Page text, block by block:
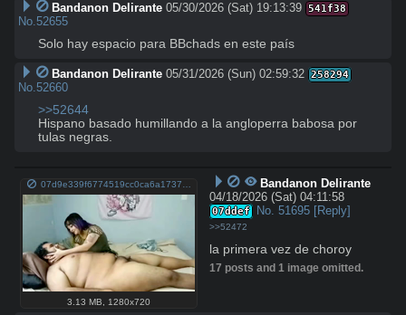
Bandanon Delirante 05/30/2026 (Sat) 19:13:39 541f38
No.52655
Solo hay espacio para BBchads en este país
Bandanon Delirante 05/31/2026 (Sun) 02:59:32 258294
No.52660
>>52644
Hispano basado humillando a la angloperra babosa por
tulas negras.
07d9e339f6774519cc0ca6a17371c55257ff0d79187c0a89c9966a1063ee8bc3.mp4
3.13 MB,1280x720
Bandanon Delirante
04/18/2026 (Sat) 04:11:58
07ddef No. 51695 [Reply]
>>52472
la primera vez de choroy
17 posts and 1 image omitted.